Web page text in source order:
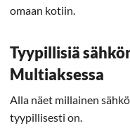
omaan kotiin.
Tyypillisiä
Multiaksessa
Alla näet millainen
tyypillisesti on.